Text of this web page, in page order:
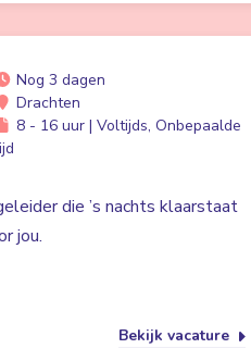
Nog 3 dagen
Drachten
8 - 16 uur | Voltijds, Onbepaalde
die ’s nachts klaarstaat
jou.
Bekijk vacature